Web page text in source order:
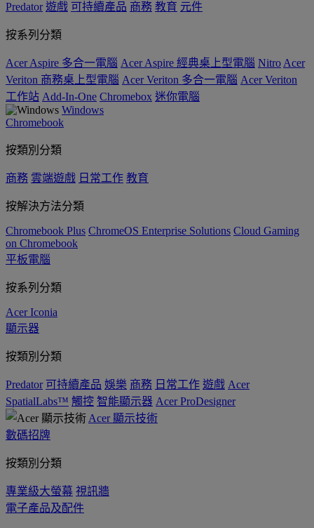
Predator 遊戲 可持續產品 商務 教育 元件
按系列分類
Acer Aspire 多合一電腦 Acer Aspire 經典桌上型電腦 Nitro Acer
Veriton 商務桌上型電腦 Acer Veriton 多合一電腦 Acer Veriton
工作站 Add-In-One Chromebox 迷你電腦
Windows
Chromebook
按類別分類
商務 雲端遊戲 日常工作 教育
按解決方法分類
Chromebook Plus ChromeOS Enterprise Solutions Cloud Gaming
on Chromebook
平板電腦
按系列分類
Acer Iconia
顯示器
按類別分類
Predator 可持續產品 娛樂 商務 日常工作 遊戲 Acer
SpatialLabs™ 觸控 智能顯示器 Acer ProDesigner
Acer 顯示技術
數碼招牌
按類別分類
專業級大螢幕 視訊牆
電子產品及配件